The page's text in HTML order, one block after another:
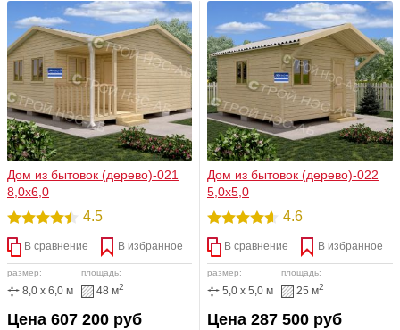
проект придётся по вкусу тем, кто
ценит качество, простоту и чёткость
линий.По своим размерам дом
довольно шикарен и просторен.
обойти вниманием, отличительную
черту этого строения - это наличие
эркера в комнате, которая за счет
этого архитектурного элемента
становится просторной и уютной.
Дом из бытовок (дерево)-021
8,0х6,0
4.5
В сравнение В избранное
размер:
8,0 x 6,0 м
площадь:
48 м2
Цена 607 200 руб
Дом из бытовок (дерево)-022
5,0х5,0
4.6
В сравнение В избранное
размер:
5,0 x 5,0 м
площадь:
25 м2
Цена 287 500 руб